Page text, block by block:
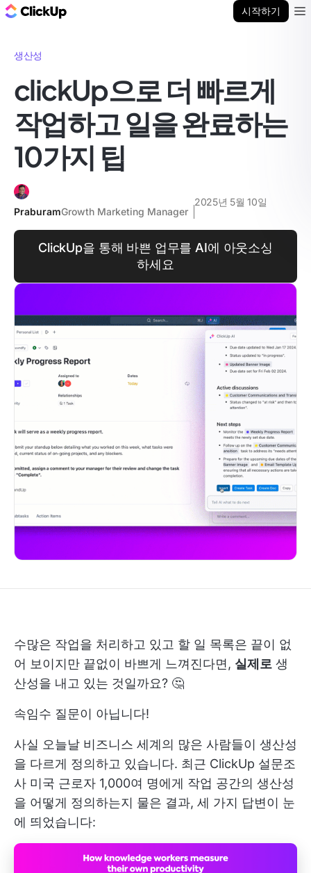
시작하기
생산성
clickUp으로 더 빠르게
작업하고 일을 완료하는
10가지 팁
PraburamGrowth Marketing Manager
2025년 5월 10일
ClickUp을 통해 바쁜 업무를 AI에 아웃소싱
하세요
수많은 작업을 처리하고 있고 할 일 목록은 끝이 없
어 보이지만 끝없이 바쁘게 느껴진다면, 실제로 생
산성을 내고 있는 것일까요? 🤔
속임수 질문이 아닙니다!
사실 오늘날 비즈니스 세계의 많은 사람들이 생산성
을 다르게 정의하고 있습니다. 최근 ClickUp 설문조
사 미국 근로자 1,000여 명에게 작업 공간의 생산성
을 어떻게 정의하는지 물은 결과, 세 가지 답변이 눈
에 띄었습니다: